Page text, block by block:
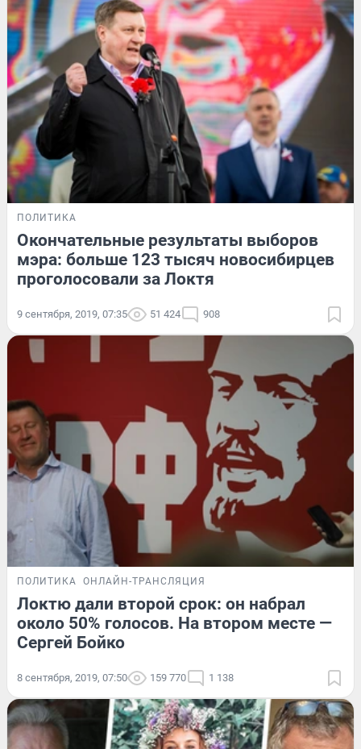
ПОЛИТИКА
Окончательные результаты выборов
мэра: больше 123 тысяч новосибирцев
проголосовали за Локтя
9 сентября, 2019, 07:35 51 424 908
ПОЛИТИКА ОНЛАЙН-ТРАНСЛЯЦИЯ
Локтю дали второй срок: он набрал
около 50% голосов. На втором месте —
Сергей Бойко
8 сентября, 2019, 07:50 159 770 1 138